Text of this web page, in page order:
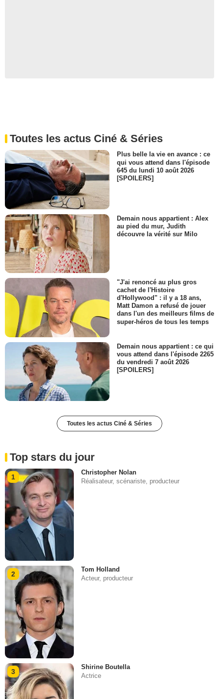
Toutes les actus Ciné & Séries
Plus belle la vie en avance : ce
qui vous attend dans l'épisode
645 du lundi 10 août 2026
[SPOILERS]
Demain nous appartient : Alex
au pied du mur, Judith
découvre la vérité sur Milo
"J'ai renoncé au plus gros
cachet de l'Histoire
d'Hollywood" : il y a 18 ans,
Matt Damon a refusé de jouer
dans l'un des meilleurs films de
super-héros de tous les temps
Demain nous appartient : ce qui
vous attend dans l'épisode 2265
du vendredi 7 août 2026
[SPOILERS]
Toutes les actus Ciné & Séries
Top stars du jour
1
Christopher Nolan
Réalisateur, scénariste, producteur
2
Tom Holland
Acteur, producteur
3
Shirine Boutella
Actrice